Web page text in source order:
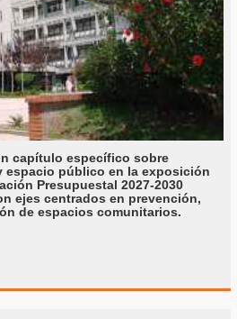
capítulo específico sobre
espacio público en la exposición
Presupuestal 2027-2030
ejes centrados en prevención,
de espacios comunitarios.